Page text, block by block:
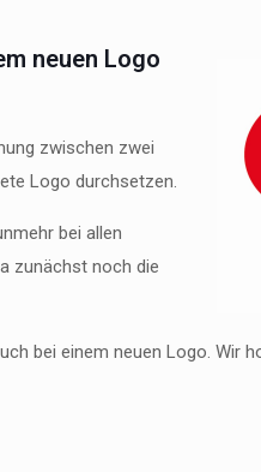
neuen Logo
zwischen zwei
Logo durchsetzen.
bei allen
zunächst noch die
bei einem neuen Logo. Wir